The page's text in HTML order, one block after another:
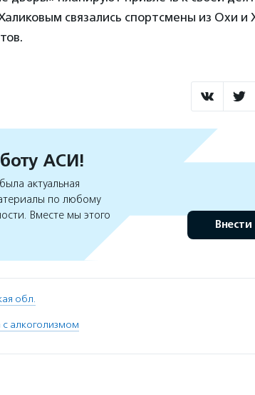
связались спортсмены из Охи и
АСИ!
актуальная
по любому
Вместе мы этого
Внести
обл.
с алкоголизмом